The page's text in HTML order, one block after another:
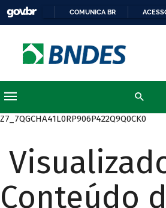
COMUNICA BR
Z7_7QGCHA41L0RP906P422Q9Q0CK0
Conteúdo